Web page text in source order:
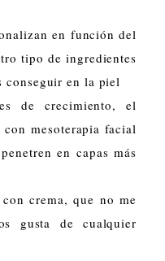
en función del
tipo de ingredientes
conseguir en la piel
de crecimiento, el
mesoterapia facial
en capas más
crema, que no me
gusta de cualquier